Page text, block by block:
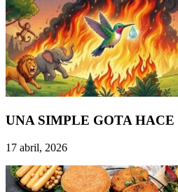
UNA SIMPLE GOTA
17 abril, 2026